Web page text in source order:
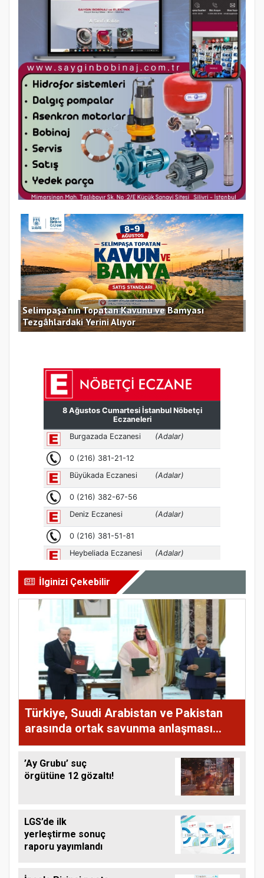
Selimpaşa’nın Topatan Kavunu ve Bamyası
Tezgâhlardaki Yerini Alıyor
İlginizi Çekebilir
Türkiye, Suudi Arabistan ve Pakistan
arasında ortak savunma anlaşması
imzalandı
’Ay Grubu’ suç
örgütüne 12 gözaltı!
LGS’de ilk
yerleştirme sonuç
raporu yayımlandı